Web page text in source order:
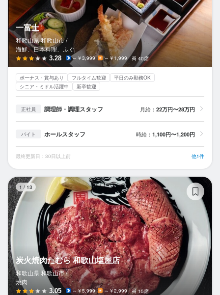
一富士
和歌山県 和歌山市 /
海鮮、日本料理、ふぐ
3.28 ～￥3,999 ～￥1,999 40席
ボーナス・賞与あり フルタイム歓迎
平日のみ勤務OK
シニア・ミドル活躍中
新卒歓迎
正社員 調理師・調理スタッフ 月給： 22万円〜28万円
バイト ホールスタッフ 時給： 1,100円〜1,200円
最終更新日：30日以上前 他1件
1 / 13
炭火焼肉たむら 和歌山塩屋店
和歌山県 和歌山市 /
焼肉
3.05 ～￥5,999 ～￥2,999 15席